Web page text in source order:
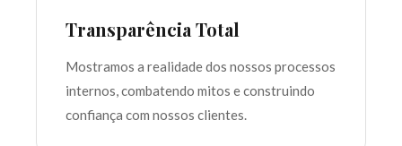
Transparência Total
Mostramos a realidade dos nossos processos
internos, combatendo mitos e construindo
confiança com nossos clientes.